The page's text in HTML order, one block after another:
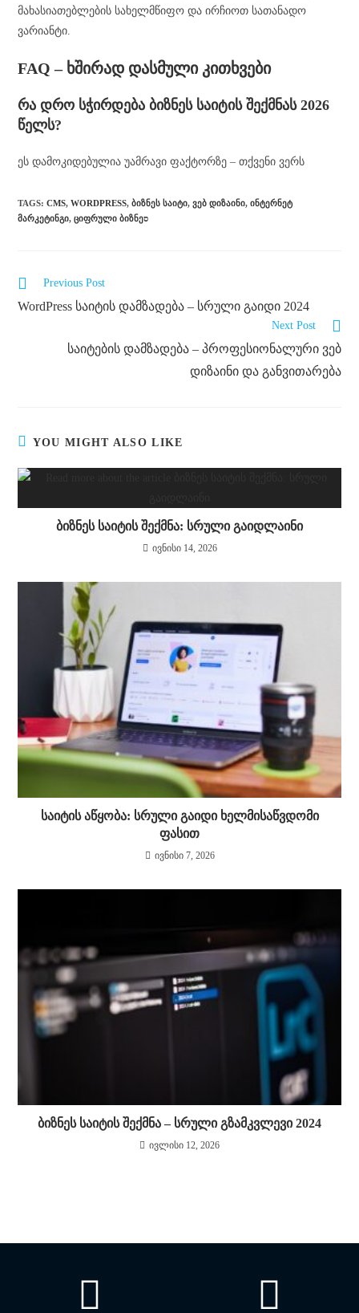
მახასიათებლების სახელმწიფო და ირჩიოთ სათანადო
ვარიანტი.
FAQ – ხშირად დასმული კითხვები
რა დრო სჭირდება ბიზნეს საიტის შექმნას 2026
წელს?
ეს დამოკიდებულია უამრავი ფაქტორზე – თქვენი ვერს
TAGS:CMS, WORDPRESS, ᲑᲘᲖᲜᲔᲡ ᲡᲐᲘᲢᲘ, ᲕᲔᲑ ᲓᲘᲖᲐᲘᲜᲘ, ᲘᲜᲢᲔᲠᲜᲔᲢ
ᲛᲐᲠᲙᲔᲢᲘᲜᲒᲘ, ᲪᲘᲤᲠᲣᲚᲘ ᲑᲘᲖᲜᲔס
Previous Post
WordPress საიტის დამზადება – სრული გაიდი 2024
Next Post
საიტების დამზადება – პროფესიონალური ვებ
დიზაინი და განვითარება
YOU MIGHT ALSO LIKE
ბიზნეს საიტის შექმნა: სრული გაიდლაინი
ივნისი 14, 2026
საიტის აწყობა: სრული გაიდი ხელმისაწვდომი
ფასით
ივნისი 7, 2026
ბიზნეს საიტის შექმნა – სრული გზამკვლევი 2024
ივლისი 12, 2026